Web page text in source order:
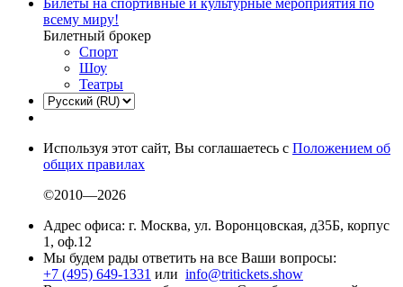
всему миру!
Билетный брокер
Спорт
Шоу
Театры
Используя этот сайт, Вы соглашаетесь с Положением об
общих правилах
©2010—2026
Адрес офиса: г. Москва, ул. Воронцовская, д35Б, корпус
1, оф.12
Мы будем рады ответить на все Ваши вопросы:
+7 (495) 649-1331 или info@tritickets.show